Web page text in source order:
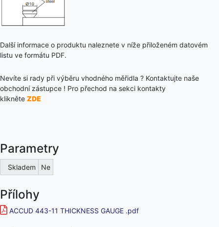
Další informace o produktu naleznete v níže přiloženém datovém
listu ve formátu PDF.
Nevíte si rady při výběru vhodného měřidla ? Kontaktujte naše
obchodní zástupce ! Pro přechod na sekci kontakty
klikněte ZDE
Parametry
Skladem Ne
Přílohy
ACCUD 443-11 THICKNESS GAUGE .pdf